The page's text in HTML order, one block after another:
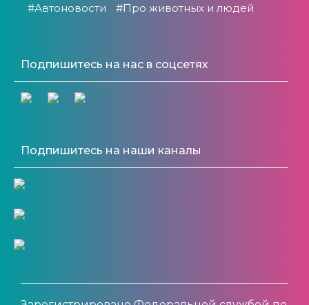
#Автоновости
#Про животных и людей
Подпишитесь на нас в соцсетях
Подпишитесь на наши каналы